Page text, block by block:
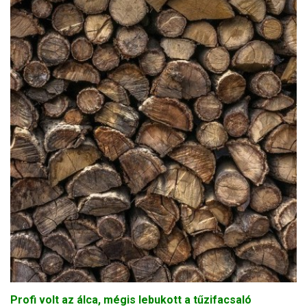
Profi volt az álca, mégis lebukott a tűzifacsaló